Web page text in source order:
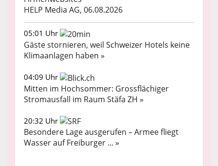
HELP Media AG, 06.08.2026
05:01 Uhr
Gäste stornieren, weil Schweizer Hotels keine
Klimaanlagen haben »
04:09 Uhr
Mitten im Hochsommer: Grossflächiger
Stromausfall im Raum Stäfa ZH »
20:32 Uhr
Besondere Lage ausgerufen – Armee fliegt
Wasser auf Freiburger ... »